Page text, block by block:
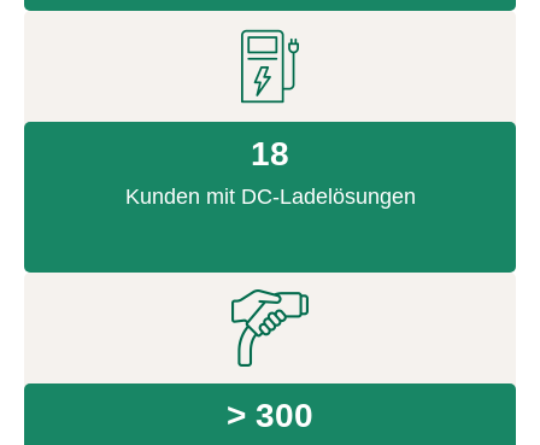
18
Kunden mit DC-Ladelösungen
> 300